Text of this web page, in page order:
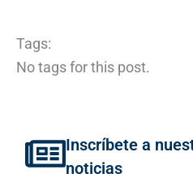
Tags:
No tags for this post.
Inscríbete a
noticias